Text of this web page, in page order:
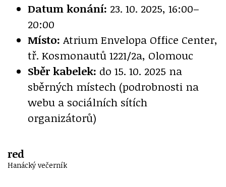
Datum konání: 23. 10. 2025, 16:00–
20:00
Místo: Atrium Envelopa Office Center,
tř. Kosmonautů 1221/2a, Olomouc
Sběr kabelek: do 15. 10. 2025 na
sběrných místech (podrobnosti na
webu a sociálních sítích
organizátorů)
red
Hanácký večerník